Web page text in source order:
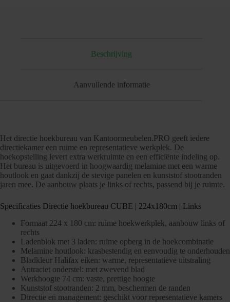
Beschrijving
Aanvullende informatie
Het directie hoekbureau van Kantoormeubelen.PRO geeft iedere
directiekamer een ruime en representatieve werkplek. De
hoekopstelling levert extra werkruimte en een efficiënte indeling op.
Het bureau is uitgevoerd in hoogwaardig melamine met een warme
houtlook en gaat dankzij de stevige panelen en kunststof stootranden
jaren mee. De aanbouw plaats je links of rechts, passend bij je ruimte.
Specificaties Directie hoekbureau CUBE | 224x180cm | Links
Formaat 224 x 180 cm: ruime hoekwerkplek, aanbouw links of
rechts
Ladenblok met 3 laden: ruime opberg in de hoekcombinatie
Melamine houtlook: krasbestendig en eenvoudig te onderhouden
Bladkleur Halifax eiken: warme, representatieve uitstraling
Antraciet onderstel: met zwevend blad
Werkhoogte 74 cm: vaste, prettige hoogte
Kunststof stootranden: 2 mm, beschermen de randen
Directie en management: geschikt voor representatieve kamers